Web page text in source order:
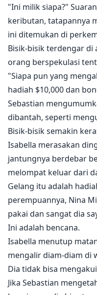
"Ini milik siapa?"
keributan, tatapannya
ini ditemukan di
Bisik-bisik terdengar
orang berspekulasi
"Siapa pun yang
hadiah $10,000 dan
Sebastian
dibantah, seperti
Bisik-bisik semakin
Isabella merasakan
jantungnya berdebar
melompat keluar dari
Gelang itu adalah
perempuannya, Nina
pakai dan sangat dia
Ini adalah bencana.
Isabella menutup
mengalir diam-diam di
Dia tidak bisa
Jika Sebastian